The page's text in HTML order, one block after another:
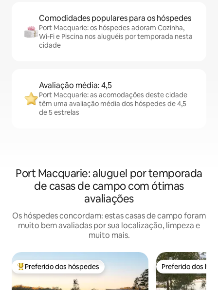
Comodidades populares para os hóspedes
Port Macquarie: os hóspedes adoram Cozinha,
Wi-Fi e Piscina nos aluguéis por temporada nesta
cidade
Avaliação média: 4,5
Port Macquarie: as acomodações deste cidade
têm uma avaliação média dos hóspedes de 4,5
de 5 estrelas
Port Macquarie: aluguel por temporada
de casas de campo com ótimas
avaliações
Os hóspedes concordam: estas casas de campo foram
muito bem avaliadas por sua localização, limpeza e
muito mais.
Entre os melhores preferidos dos hóspedes
Preferido dos hóspedes Preferido dos
Preferido dos